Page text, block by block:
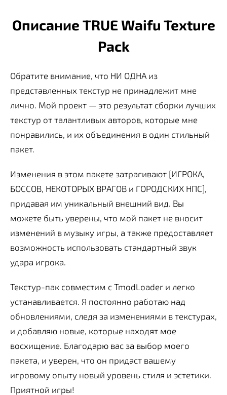
Описание TRUE Waifu Texture
Pack
Обратите внимание, что НИ ОДНА из
представленных текстур не принадлежит мне
лично. Мой проект — это результат сборки лучших
текстур от талантливых авторов, которые мне
понравились, и их объединения в один стильный
пакет.
Изменения в этом пакете затрагивают [ИГРОКА,
БОССОВ, НЕКОТОРЫХ ВРАГОВ и ГОРОДСКИХ НПС],
придавая им уникальный внешний вид. Вы
можете быть уверены, что мой пакет не вносит
изменений в музыку игры, а также предоставляет
возможность использовать стандартный звук
удара игрока.
Текстур-пак совместим с TmodLoader и легко
устанавливается. Я постоянно работаю над
обновлениями, следя за изменениями в текстурах,
и добавляю новые, которые находят мое
восхищение. Благодарю вас за выбор моего
пакета, и уверен, что он придаст вашему
игровому опыту новый уровень стиля и эстетики.
Приятной игры!